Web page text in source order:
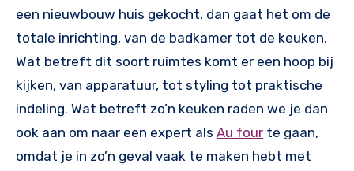
een nieuwbouw huis gekocht, dan gaat het om de
totale inrichting, van de badkamer tot de keuken.
Wat betreft dit soort ruimtes komt er een hoop bij
kijken, van apparatuur, tot styling tot praktische
indeling. Wat betreft zo’n keuken raden we je dan
ook aan om naar een expert als Au four te gaan,
omdat je in zo’n geval vaak te maken hebt met